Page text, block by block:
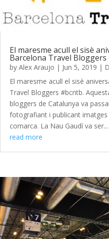
El maresme acull el sisè
Barcelona Travel
by Alex Araujo | Jun 5, 2019 |
El maresme acull el sisè
Travel Bloggers #bcntb.
bloggers de Catalunya va
fotografiant i publicant
comarca. La Nau Gaudí va ser...
read more